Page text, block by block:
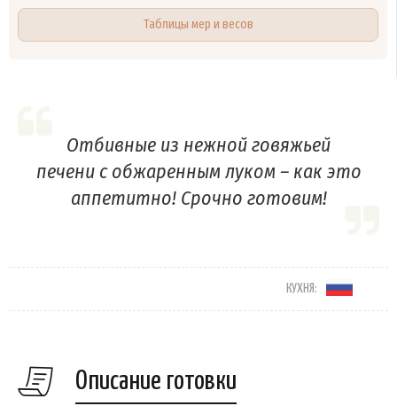
Таблицы мер и весов
Отбивные из нежной говяжьей
печени с обжаренным луком – как это
аппетитно! Срочно готовим!
КУХНЯ:
Описание готовки